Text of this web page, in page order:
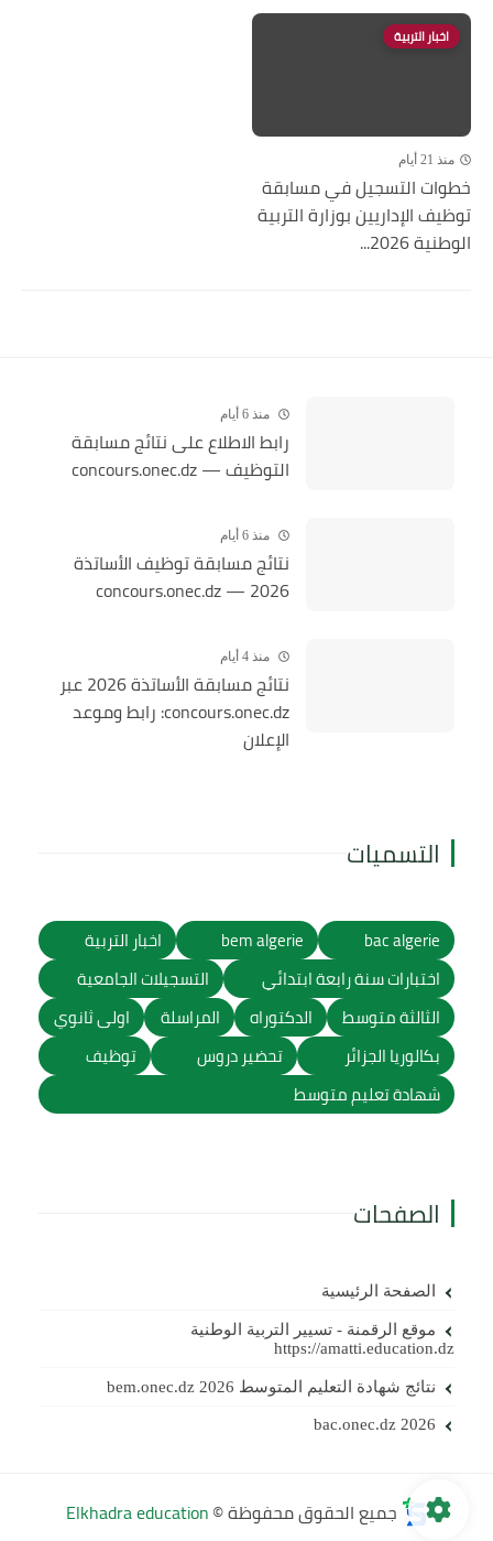
اخبار التربية
منذ 21 أيام
خطوات التسجيل في مسابقة
توظيف الإداريين بوزارة التربية
الوطنية 2026...
منذ 6 أيام
رابط الاطلاع على نتائج مسابقة
التوظيف — concours.onec.dz
منذ 6 أيام
نتائج مسابقة توظيف الأساتذة
2026 — concours.onec.dz
منذ 4 أيام
نتائج مسابقة الأساتذة 2026 عبر
concours.onec.dz: رابط وموعد
الإعلان
التسميات
bac algerie
bem algerie
اخبار التربية
اختبارات سنة رابعة ابتدائي
التسجيلات الجامعية
الثالثة متوسط
الدكتوراه المراسلة
اولى ثانوي
بكالوريا الجزائر
تحضير دروس
توظيف
شهادة تعليم متوسط
الصفحات
الصفحة الرئيسية
موقع الرقمنة - تسيير التربية الوطنية
https://amatti.education.dz
نتائج شهادة التعليم المتوسط 2026 bem.onec.dz
bac.onec.dz 2026
جميع الحقوق محفوظة ©Elkhadra education